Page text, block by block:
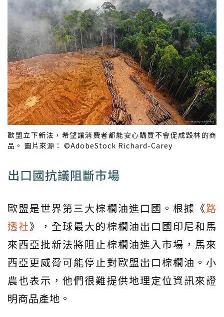
歐盟立下新法，希望讓消費者都能安心購買不會促成毀林的商
品。 圖片來源： ©AdobeStock Richard-Carey
出口國抗議阻斷市場
歐盟是世界第三大棕櫚油進口國。根據《路
透社》，全球最大的棕櫚油出口國印尼和馬
來西亞批新法將阻止棕櫚油進入市場，馬來
西亞更威脅可能停止對歐盟出口棕櫚油。小
農也表示，他們很難提供地理定位資訊來證
明商品產地。